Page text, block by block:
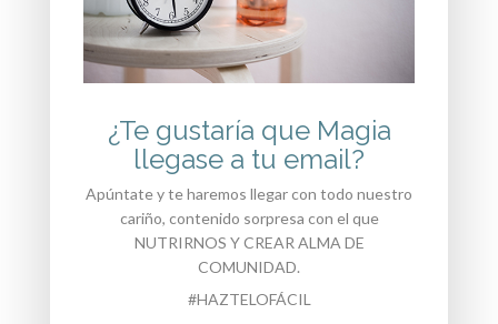
Esta empresa es beneficiaria por Generalitat
¿Te gustaría que Magia
llegase a tu email?
Apúntate y te haremos llegar con todo nuestro
cariño, contenido sorpresa con el que
NUTRIRNOS Y CREAR ALMA DE
COMUNIDAD.
#HAZTELOFÁCIL